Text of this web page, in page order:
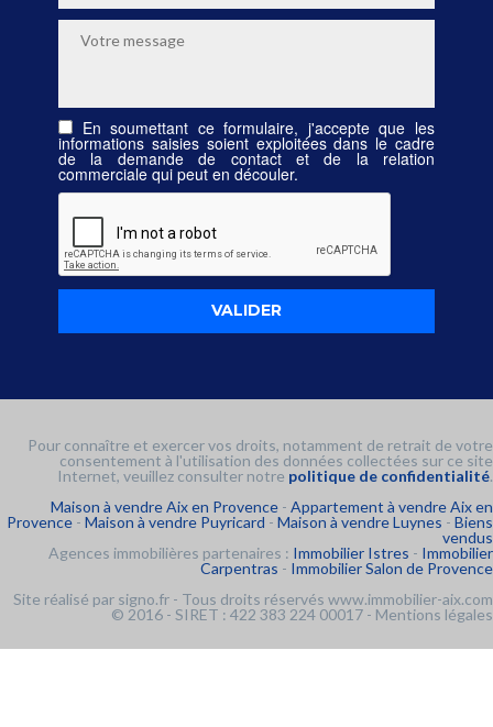
En soumettant ce formulaire, j'accepte que les
informations saisies soient exploitées dans le cadre
de la demande de contact et de la relation
commerciale qui peut en découler.
Pour connaître et exercer vos droits, notamment de retrait de votre
consentement à l'utilisation des données collectées sur ce site
Internet, veuillez consulter notre politique de confidentialité.
Maison à vendre Aix en Provence - Appartement à vendre Aix en
Provence - Maison à vendre Puyricard - Maison à vendre Luynes - Biens
vendus
Agences immobilières partenaires : Immobilier Istres - Immobilier
Carpentras - Immobilier Salon de Provence
Site réalisé par signo.fr - Tous droits réservés www.immobilier-aix.com
© 2016 - SIRET : 422 383 224 00017 - Mentions légales